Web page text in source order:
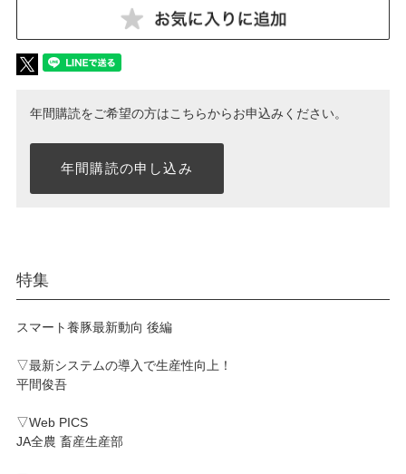
年間購読をご希望の方はこちらからお申込みください。
年間購読の申し込み
特集
スマート養豚最新動向 後編
▽最新システムの導入で生産性向上！
平間俊吾
▽Web PICS
JA全農 畜産生産部